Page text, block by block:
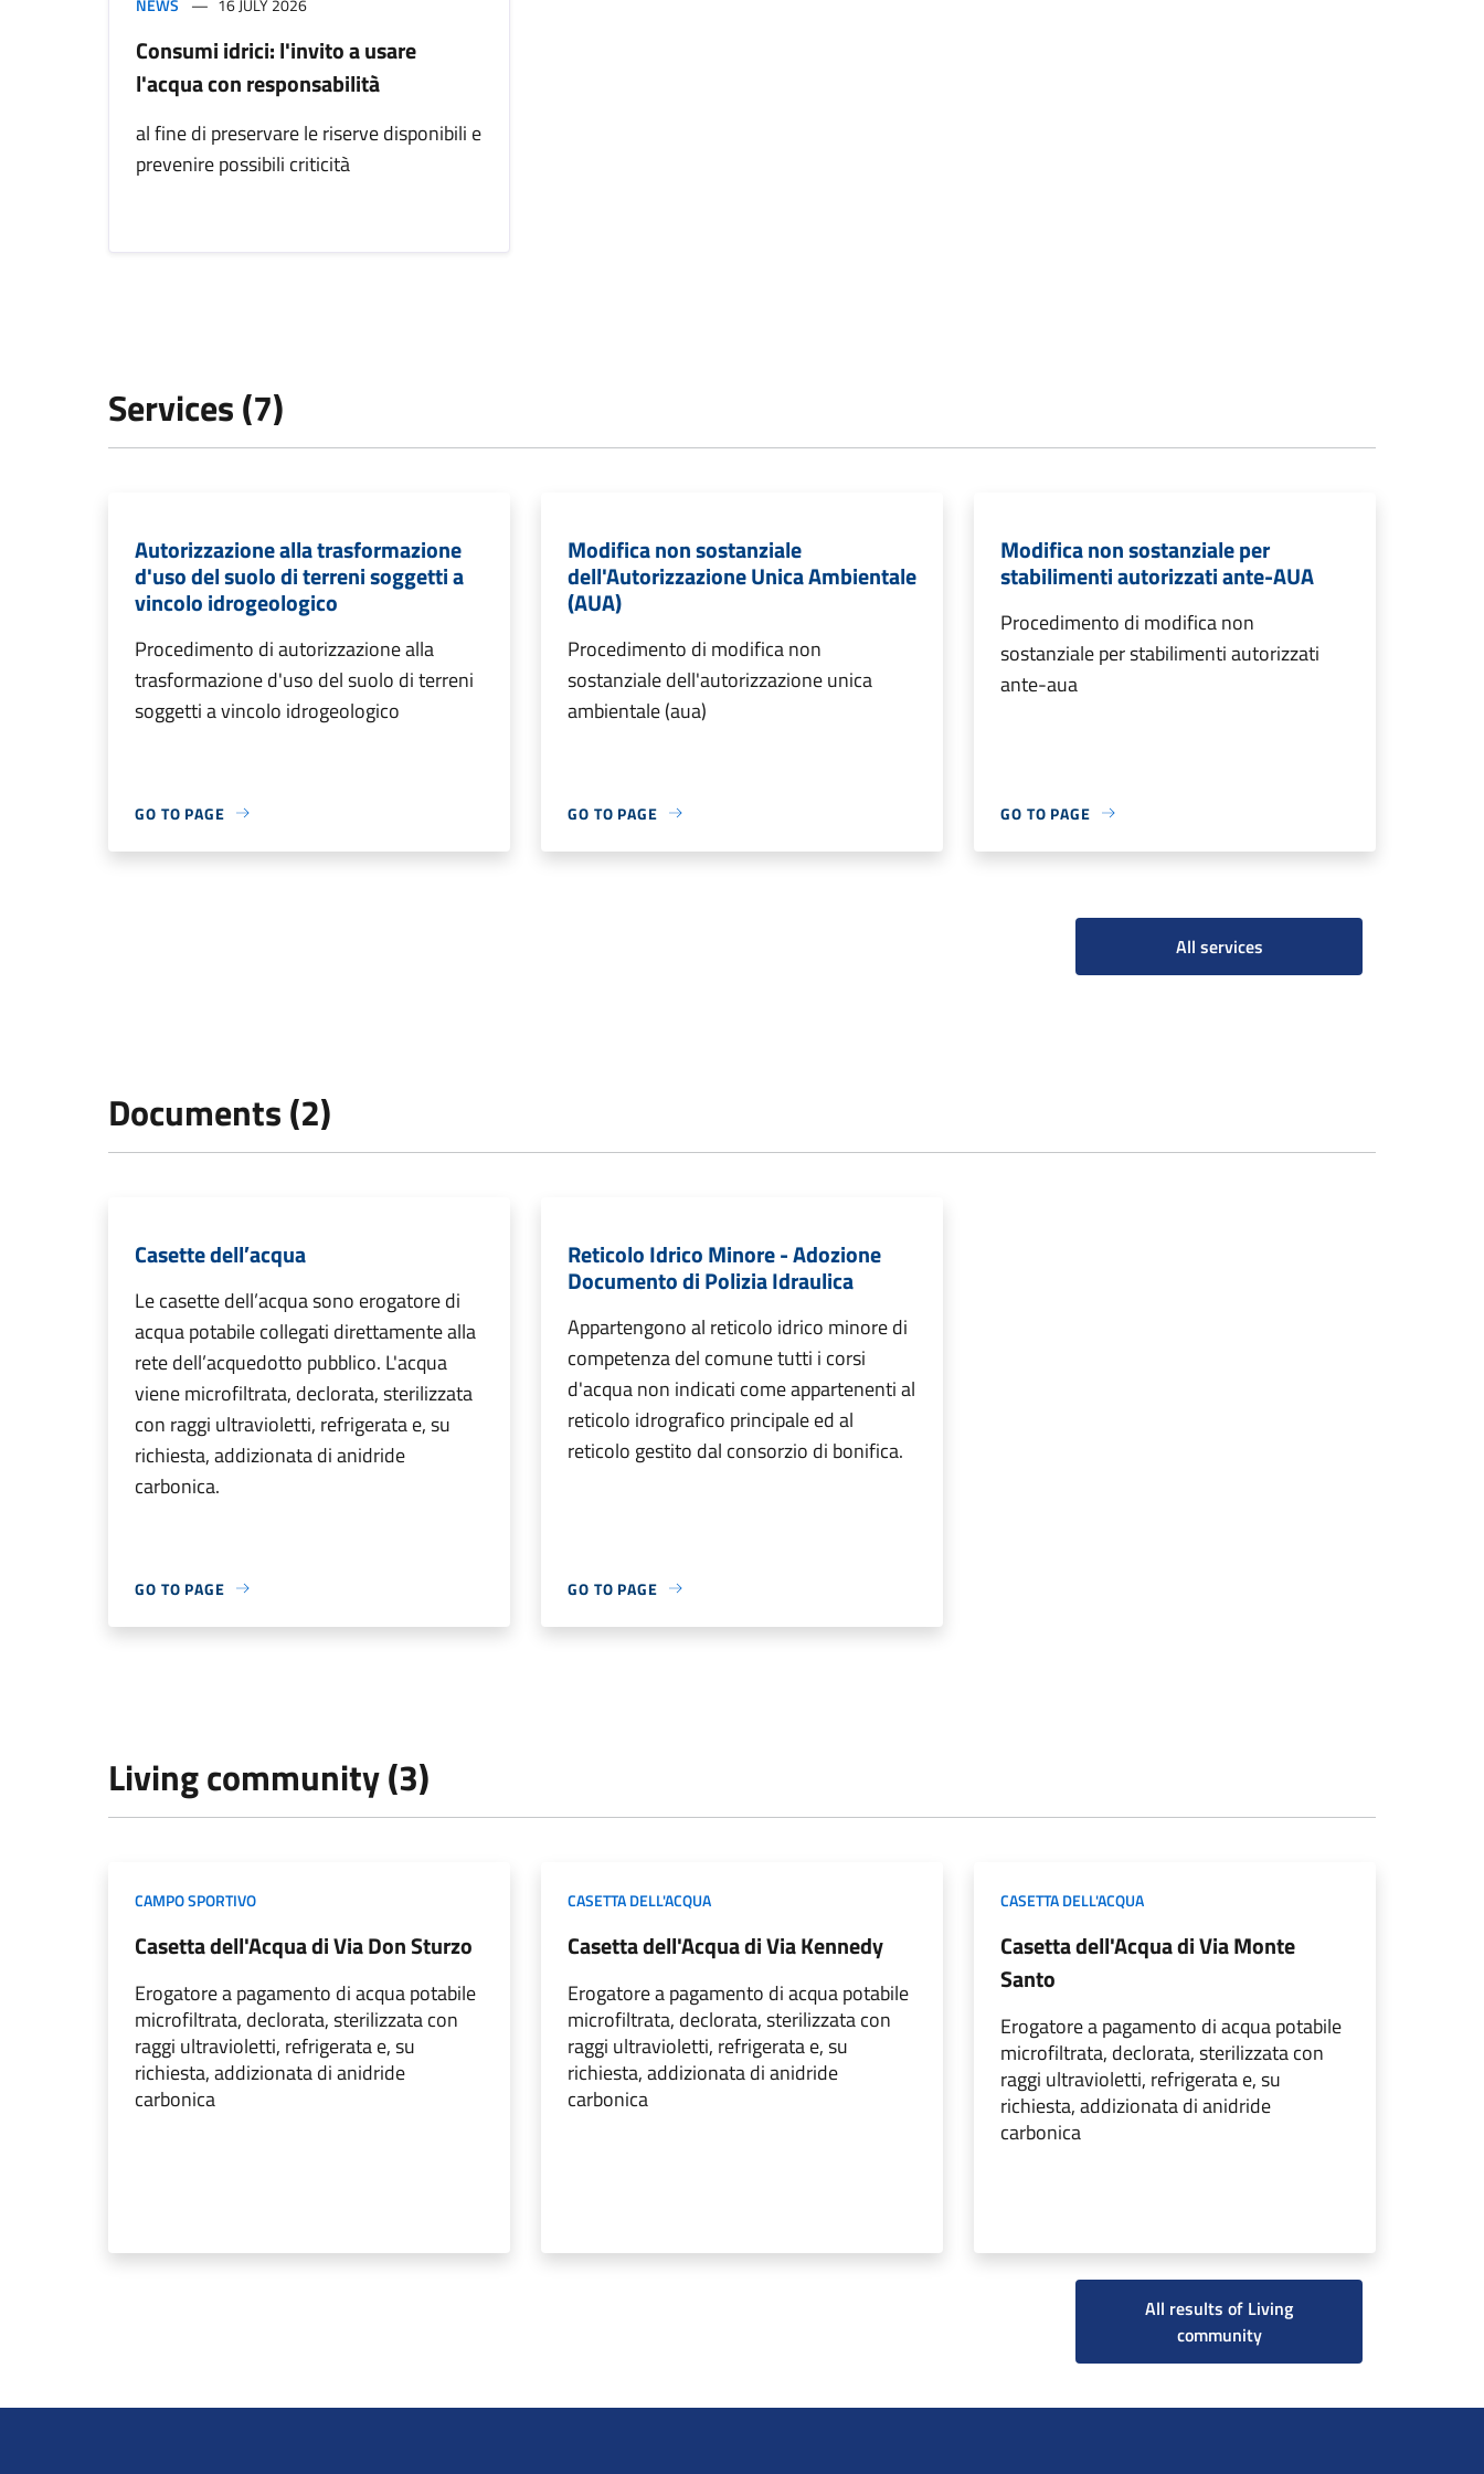
NEWS 16 JULY 2026
Consumi idrici: l'invito a usare
l'acqua con responsabilità
al fine di preservare le riserve disponibili e
prevenire possibili criticità
Services (7)
Autorizzazione alla trasformazione
d'uso del suolo di terreni soggetti a
vincolo idrogeologico
Procedimento di autorizzazione alla
trasformazione d'uso del suolo di terreni
soggetti a vincolo idrogeologico
GO TO PAGE
Modifica non sostanziale
dell'Autorizzazione Unica Ambientale
(AUA)
Procedimento di modifica non
sostanziale dell'autorizzazione unica
ambientale (aua)
GO TO PAGE
Modifica non sostanziale per
stabilimenti autorizzati ante-AUA
Procedimento di modifica non
sostanziale per stabilimenti autorizzati
ante-aua
GO TO PAGE
All services
Documents (2)
Casette dell′acqua
Le casette dell’acqua sono erogatore di
acqua potabile collegati direttamente alla
rete dell’acquedotto pubblico. L'acqua
viene microfiltrata, declorata, sterilizzata
con raggi ultravioletti, refrigerata e, su
richiesta, addizionata di anidride
carbonica.
GO TO PAGE
Reticolo Idrico Minore - Adozione
Documento di Polizia Idraulica
Appartengono al reticolo idrico minore di
competenza del comune tutti i corsi
d'acqua non indicati come appartenenti al
reticolo idrografico principale ed al
reticolo gestito dal consorzio di bonifica.
GO TO PAGE
Living community (3)
CAMPO SPORTIVO
Casetta dell'Acqua di Via Don Sturzo
Erogatore a pagamento di acqua potabile
microfiltrata, declorata, sterilizzata con
raggi ultravioletti, refrigerata e, su
richiesta, addizionata di anidride
carbonica
CASETTA DELL'ACQUA
Casetta dell'Acqua di Via Kennedy
Erogatore a pagamento di acqua potabile
microfiltrata, declorata, sterilizzata con
raggi ultravioletti, refrigerata e, su
richiesta, addizionata di anidride
carbonica
CASETTA DELL'ACQUA
Casetta dell'Acqua di Via Monte
Santo
Erogatore a pagamento di acqua potabile
microfiltrata, declorata, sterilizzata con
raggi ultravioletti, refrigerata e, su
richiesta, addizionata di anidride
carbonica
All results of Living
community